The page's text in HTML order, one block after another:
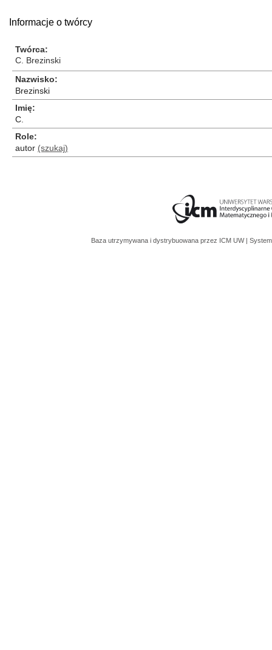
Informacje o twórcy
Twórca
C. Brezinski
Nazwisko
Brezinski
Imię
C.
Role
autor (szukaj)
Baza utrzymywana i dystrybuowana przez ICM UW |